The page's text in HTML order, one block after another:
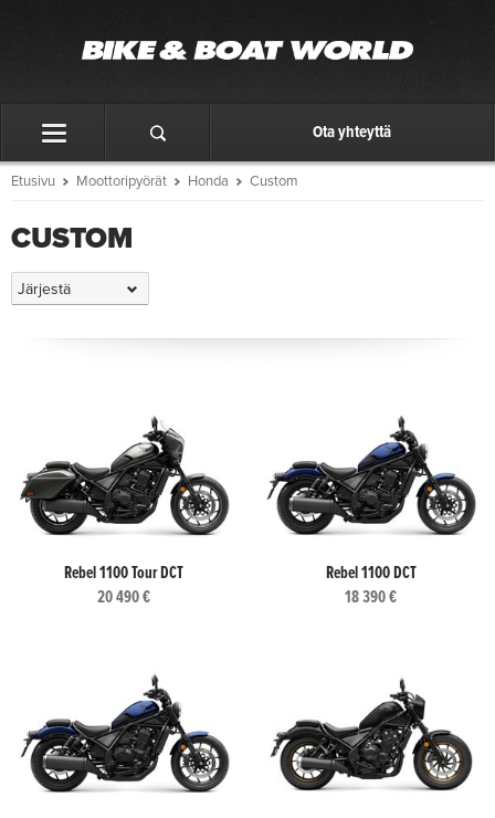
Ota yhteyttä
Etusivu Moottoripyörät Honda Custom
CUSTOM
Rebel 1100 Tour DCT
20 490 €
Rebel 1100 DCT
18 390 €